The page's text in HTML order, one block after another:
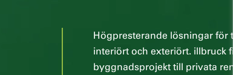
Högpresterande lösningar för
interiört och exteriört. illbruck
byggnadsprojekt till privata